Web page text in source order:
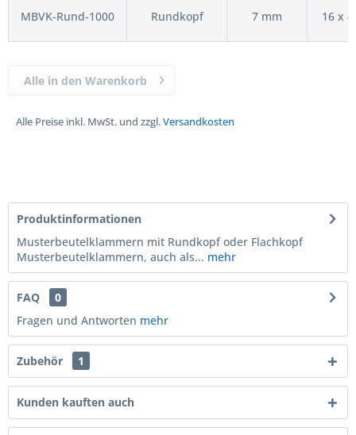
MBVK-Rund-1000 Rundkopf 7 mm 16 x
Alle Preise inkl. MwSt. und zzgl.Versandkosten
Alle in den Warenkorb
Produktinformationen
Musterbeutelklammern mit Rundkopf oder Flachkopf
Musterbeutelklammern, auch als... mehr
FAQ
0
Fragen und Antworten mehr
Zubehör 1
Kunden kauften auch